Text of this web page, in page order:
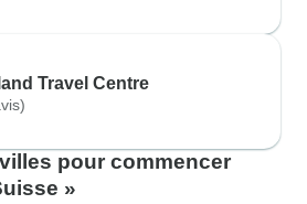
Travel Centre
pour commencer
»